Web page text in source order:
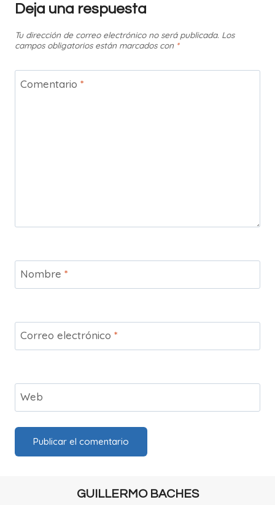
Deja una respuesta
Tu dirección de correo electrónico no será publicada. Los
campos obligatorios están marcados con *
Comentario *
Nombre *
Correo electrónico *
Web
GUILLERMO BACHES